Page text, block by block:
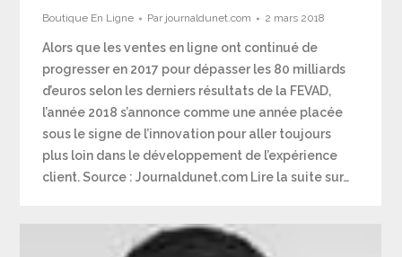
Boutique En Ligne Par journaldunet.com 2 mars 2018
Alors que les ventes en ligne ont continué de
progresser en 2017 pour dépasser les 80 milliards
d’euros selon les derniers résultats de la FEVAD,
l’année 2018 s’annonce comme une année placée
sous le signe de l’innovation pour aller toujours
plus loin dans le développement de l’expérience
client. Source : Journaldunet.com Lire la suite sur…